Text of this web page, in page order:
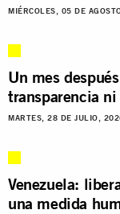
MIÉRCOLES, 05 DE
Un mes
transparencia
MARTES, 28 DE JULIO,
Venezuela:
una medida